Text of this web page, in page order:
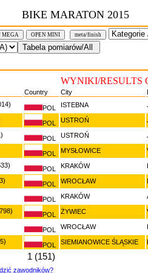
BIKE MARATON 2015
MEGA OPEN MINI meta/finish
WYNIKI/RESULTS
Country City
POL ISTEBNA
POL USTROŃ
POL USTROŃ
POL MYSŁOWICE
POL KRAKÓW
POL WROCŁAW
POL KRAKÓW
POL ŻYWIEC
POL WROCŁAW
POL SIEMIANOWICE ŚLĄSKIE
1 (151)
zawodników?